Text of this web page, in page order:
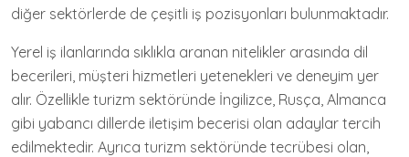
diğer sektörlerde de çeşitli iş pozisyonları bulunmaktadır.
Yerel iş ilanlarında sıklıkla aranan nitelikler arasında dil
becerileri, müşteri hizmetleri yetenekleri ve deneyim yer
alır. Özellikle turizm sektöründe İngilizce, Rusça, Almanca
gibi yabancı dillerde iletişim becerisi olan adaylar tercih
edilmektedir. Ayrıca turizm sektöründe tecrübesi olan,